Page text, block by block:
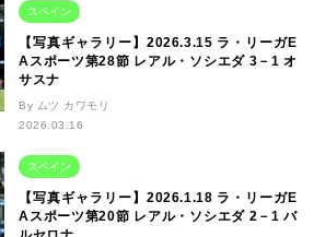
スペイン
【写真ギャラリー】2026.3.15 ラ・リーガE
Aスポーツ第28節 レアル・ソシエダ 3－1 オ
サスナ
By ムツ カワモリ
2026.03.16
スペイン
【写真ギャラリー】2026.1.18 ラ・リーガE
Aスポーツ第20節 レアル・ソシエダ 2－1 バ